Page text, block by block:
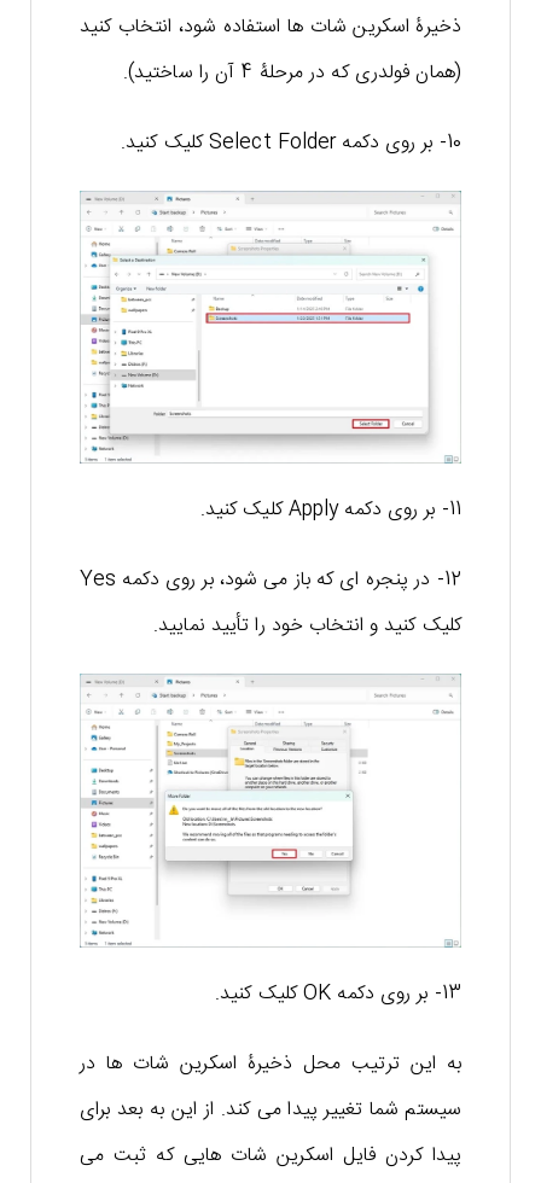
ذخیرۀ اسکرین شات ها استفاده شود، انتخاب کنید
(همان فولدری که در مرحلۀ 4 آن را ساختید).
10- بر روی دکمه Select Folder کلیک کنید.
11- بر روی دکمه Apply کلیک کنید.
12- در پنجره ای که باز می شود، بر روی دکمه Yes
کلیک کنید و انتخاب خود را تأیید نمایید.
13- بر روی دکمه OK کلیک کنید.
به این ترتیب محل ذخیرۀ اسکرین شات ها در
سیستم شما تغییر پیدا می کند. از این به بعد برای
پیدا کردن فایل اسکرین شات هایی که ثبت می